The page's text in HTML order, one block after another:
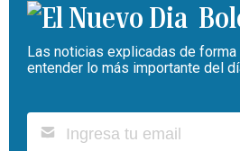
Las noticias explicadas de
entender lo más importante del